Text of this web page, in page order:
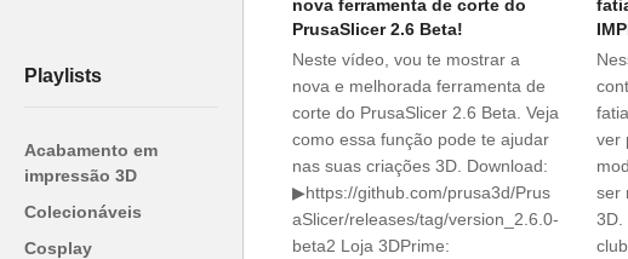
Playlists
Acabamento em
impressão 3D
Colecionáveis
Cosplay
nova ferramenta de corte do
PrusaSlicer 2.6 Beta!
Neste vídeo, vou te mostrar a
nova e melhorada ferramenta de
corte do PrusaSlicer 2.6 Beta. Veja
como essa função pode te ajudar
nas suas criações 3D. Download:
▶https://github.com/prusa3d/Prus
aSlicer/releases/tag/version_2.6.0-
beta2 Loja 3DPrime:
ver
ser
3D.